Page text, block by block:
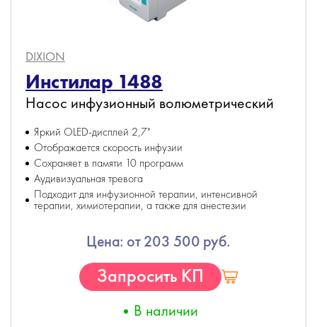
DIXION
Инстилар 1488
Насос инфузионный волюметрический
Яркий OLED-дисплей 2,7"
Отображается скорость инфузии
Сохраняет в памяти 10 программ
Аудивизуальная тревога
Подходит для инфузионной терапии, интенсивной
терапии, химиотерапии, а также для анестезии
Цена: от 203 500 руб.
Запросить КП
В наличии